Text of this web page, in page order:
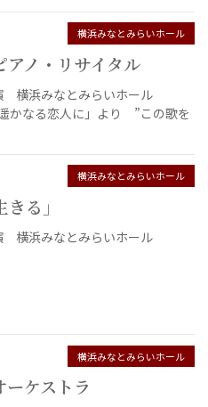
横浜みなとみらいホール
ノ・リサイタル
横浜みなとみらいホール
かなる恋人に」より ”この歌を
横浜みなとみらいホール
る」
横浜みなとみらいホール
横浜みなとみらいホール
ーケストラ